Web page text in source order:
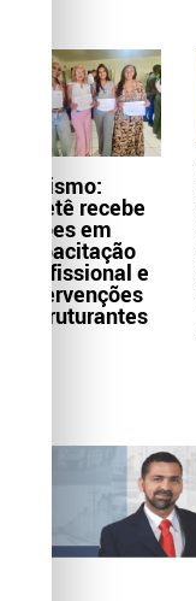
Turismo:
Itaetê recebe
ações em
capacitação
profissional e
intervenções
estruturantes